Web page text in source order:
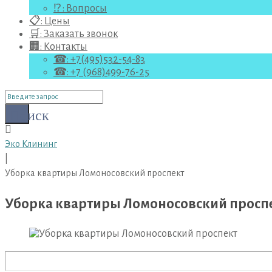
⁉ : Вопросы
📋: Цены
🛒: Заказать звонок
🏢: Контакты
☎: +7(495)532-54-83
☎: +7 (968)499-76-25
Поиск
для:Поиск
Эко Клининг
Уборка квартиры Ломоносовский проспект
Уборка квартиры Ломоносовский